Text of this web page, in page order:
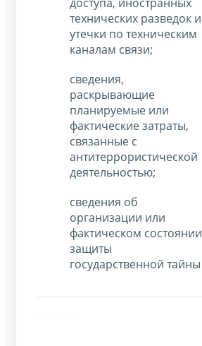
технических разведок и
утечки по техническим
каналам связи;
сведения,
раскрывающие
планируемые или
фактические затраты,
связанные с
антитеррористической
деятельностью;
сведения об
организации или
фактическом состоянии
защиты
государственной тайны